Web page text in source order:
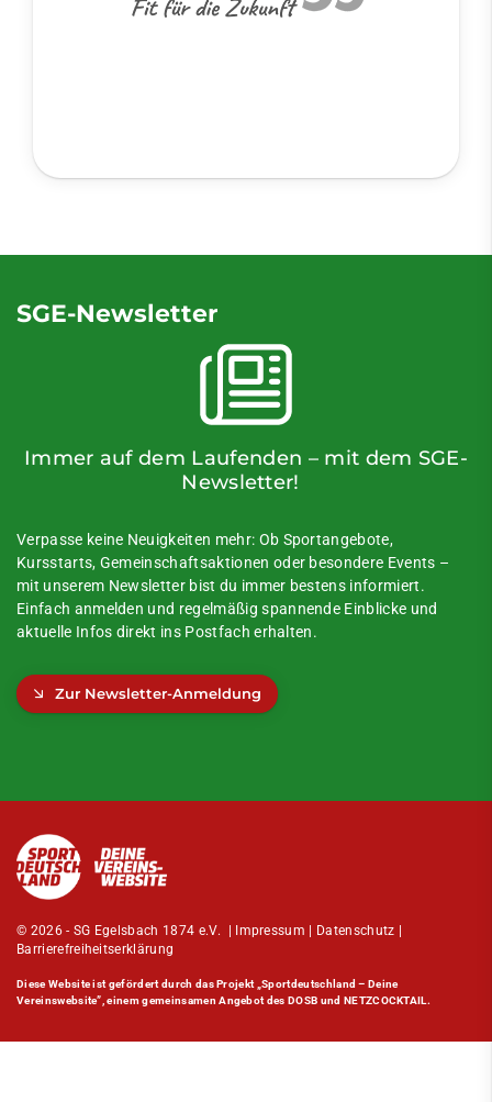
SGE-Newsletter
Immer auf dem Laufenden – mit dem SGE-
Newsletter!
Verpasse keine Neuigkeiten mehr: Ob Sportangebote,
Kursstarts, Gemeinschaftsaktionen oder besondere Events –
mit unserem Newsletter bist du immer bestens informiert.
Einfach anmelden und regelmäßig spannende Einblicke und
aktuelle Infos direkt ins Postfach erhalten.
Zur Newsletter-Anmeldung
© 2026 - SG Egelsbach 1874 e.V. | Impressum | Datenschutz |
Barrierefreiheitserklärung
Diese Website ist gefördert durch das Projekt„Sportdeutschland – Deine
Vereinswebsite”, einem gemeinsamen Angebot des DOSB und NETZCOCKTAIL.